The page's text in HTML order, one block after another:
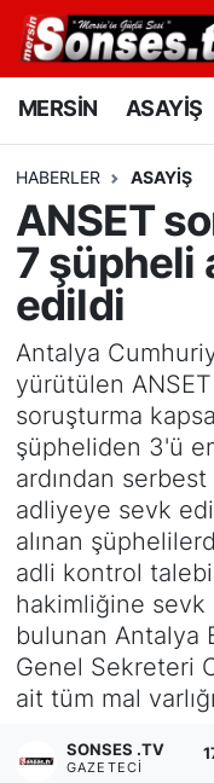
MERSİN ASAYİŞ
HABERLER ASAYİŞ
ANSET
7 şüpheli
edildi
Antalya
yürütülen
soruşturma
şüpheliden 3'ü
ardından serbest
adliyeye sevk
alınan
adli kontrol
hakimliğine
bulunan Antalya
Genel Sekreteri
ait tüm mal
SONSES .TV
GAZETECI
MERSİN
SPOR
GÜNÜN
DÜNYA
KÜLTÜR -
MAGAZİN
SAĞLIK
Siyaset
YEREL HABER
Haberde
Tanıtım
Mersin
Mersin
Mersin Trafik
Süper Lig
Tüm Manşetler
Son Dakika
Haber Arşivi